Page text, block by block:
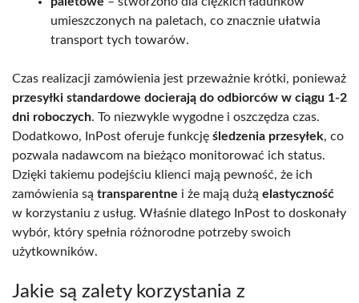
umieszczonych na paletach, co znacznie ułatwia
transport tych towarów.
Czas realizacji zamówienia jest przeważnie krótki, ponieważ
przesyłki standardowe docierają do odbiorców w ciągu 1-2
dni roboczych. To niezwykle wygodne i oszczędza czas.
Dodatkowo, InPost oferuje funkcję śledzenia przesyłek, co
pozwala nadawcom na bieżąco monitorować ich status.
Dzięki takiemu podejściu klienci mają pewność, że ich
zamówienia są transparentne i że mają dużą elastyczność
w korzystaniu z usług. Właśnie dlatego InPost to doskonały
wybór, który spełnia różnorodne potrzeby swoich
użytkowników.
Jakie są zalety korzystania z